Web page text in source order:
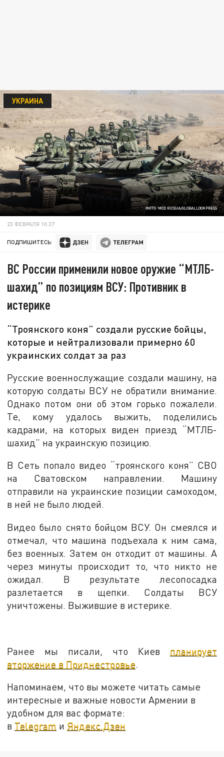
ФОТО: MOD RUSSIA/GLOBALLOOKPRESS
УКРАИНА
23 ФЕВРАЛЯ 10:37
ПОДПИШИТЕСЬ:
ВС России применили новое оружие “МТЛБ-
шахид” по позициям ВСУ: Противник в
истерике
“Троянского коня” создали русские бойцы,
которые и нейтрализовали примерно 60
украинских солдат за раз
Русские военнослужащие создали машину, на
которую солдаты ВСУ не обратили внимание.
Однако потом они об этом горько пожалели.
Те, кому удалось выжить, поделились
кадрами, на которых виден приезд “МТЛБ-
шахид” на украинскую позицию.
В Сеть попало видео “троянского коня” СВО
на Сватовском направлении. Машину
отправили на украинские позиции самоходом,
в ней не было людей.
Видео было снято бойцом ВСУ. Он смеялся и
отмечал, что машина подъехала к ним сама,
без военных. Затем он отходит от машины. А
через минуты происходит то, что никто не
ожидал. В результате лесопосадка
разлетается в щепки. Солдаты ВСУ
уничтожены. Выжившие в истерике.
Ранее мы писали, что Киев планирует
вторжение в Приднестровье
Напоминаем, что вы можете читать самые
интересные и важные новости Армении в
удобном для вас формате:
в Telegram и Яндекс.Дзен